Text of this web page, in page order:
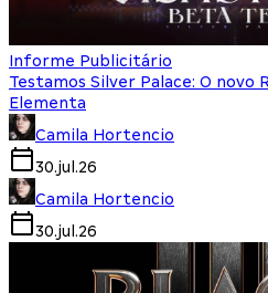
Informe Publicitário
Testamos Silver Palace: O novo
Elementa
Camila Hortencio
30.jul.26
Camila Hortencio
30.jul.26